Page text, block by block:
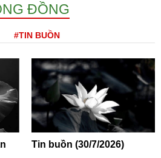
ĐỒNG
#TIN BUỒN
Tin buồn (30/7/2026)